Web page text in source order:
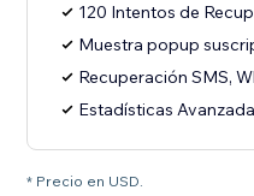
120 Intentos de
Muestra popup
Recuperación SMS,
Estadísticas
* Precio en USD.